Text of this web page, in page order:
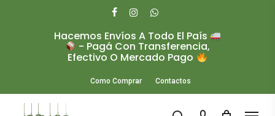
Hacemos Envíos A Todo El País
- Pagá Con Transferencia,
Efectivo O Mercado Pago
Como Comprar Contactos
Menu